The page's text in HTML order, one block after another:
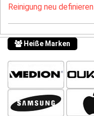
Reinigung neu definieren
Heiße Marken